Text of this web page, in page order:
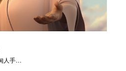
上帝的使者告诉基甸要从米甸人手中拯救以色列。